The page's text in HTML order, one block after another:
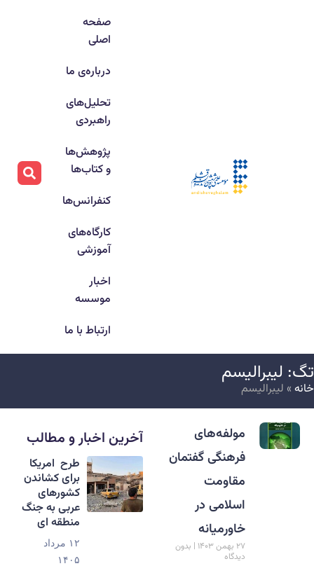
صفحه
اصلی
درباره‌ی ما
تحلیل‌های
راهبردی
پژوهش‌ها
و کتاب‌ها
کنفرانس‌ها
کارگاه‌های
آموزشی
اخبار
موسسه
ارتباط با ما
لیبرالیسم
» لیبرالیسم
مولفه‌های
فرهنگی گفتمان
مقاومت
اسلامی در
خاورمیانه
۲۷ بهمن ۱۴۰۳
بدون
دیدگاه
آخرین اخبار و مطالب
طرح امریکا
برای کشاندن
کشورهای
عربی به جنگ
منطقه ای
۱۲ مرداد
۱۴۰۵